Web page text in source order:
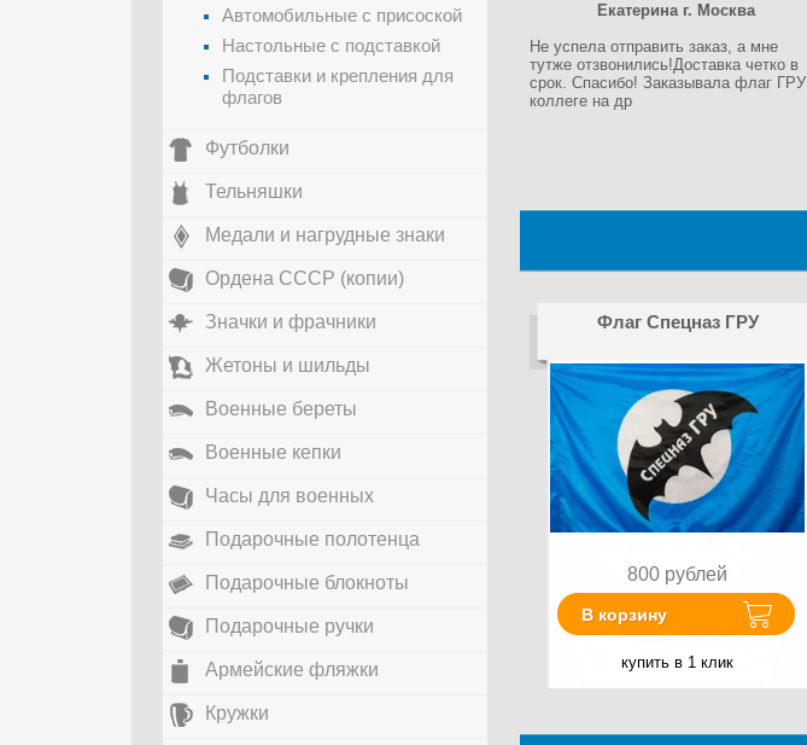
Екатерина г. Москва
Не успела отправить заказ, а мне
тутже отзвонились!Доставка четко в
срок. Спасибо! Заказывала флаг ГРУ
коллеге на др
Флаг Спецназ ГРУ
800 рублей
В корзину
купить в 1 клик
Автомобильные с присоской
Настольные с подставкой
Подставки и крепления для
флагов
Футболки
Тельняшки
Медали и нагрудные знаки
Ордена СССР (копии)
Значки и фрачники
Жетоны и шильды
Военные береты
Военные кепки
Часы для военных
Подарочные полотенца
Подарочные блокноты
Подарочные ручки
Армейские фляжки
Кружки